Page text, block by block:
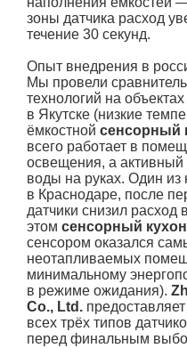
зоны датчика расход
течение 30 секунд.
Опыт внедрения в
Мы провели
технологий на
в Якутске (низкие
ёмкостнойсенсорный
всего работает в
освещения, а
воды на руках. Один из
в Краснодаре, после
датчики снизил
этомсенсорный
сенсором оказался
неотапливаемых
минимальному
в режиме ожидания).
Co., Ltd.
всех трёх типов
перед финальным